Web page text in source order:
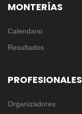
MONTERÍAS
Calendario
Resultados
PROFESIONALES
Organizadores